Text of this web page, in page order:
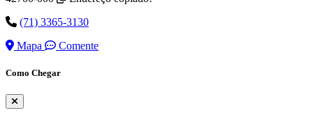
(71) 3365-3130
Mapa
Comente
Como Chegar